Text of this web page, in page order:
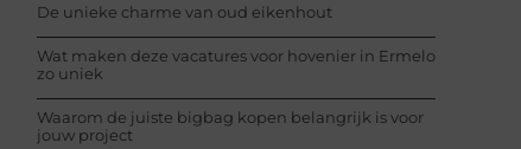
De unieke charme van oud eikenhout
Wat maken deze vacatures voor hovenier in Ermelo
zo uniek
Waarom de juiste bigbag kopen belangrijk is voor
jouw project